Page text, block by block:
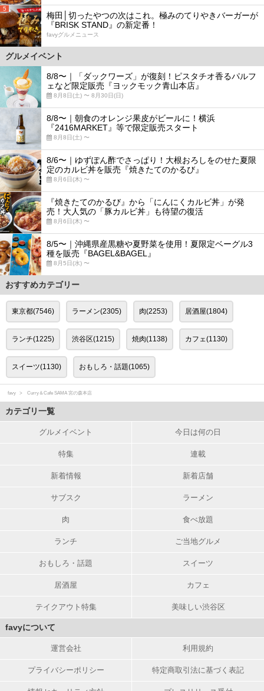
5
梅田│切ったやつの次はこれ。極みのてりやきバーガーが
『BRISK STAND』の新定番！
favyグルメニュース
グルメイベント
8/8〜｜「ダックワーズ」が復刻！ピスタチオ香るパルフ
ェなど限定販売『ヨックモック青山本店』
8月8日(土) 〜 8月30日(日)
8/8〜｜朝食のオレンジ果皮がビールに！横浜
『2416MARKET』等で限定販売スタート
8月8日(土) 〜
8/6〜｜ゆずぽん酢でさっぱり！大根おろしをのせた夏限
定のカルビ丼を販売『焼きたてのかるび』
8月6日(木) 〜
『焼きたてのかるび』から「にんにくカルビ丼」が発
売！大人気の「豚カルビ丼」も待望の復活
8月6日(木) 〜
8/5〜｜沖縄県産黒糖や夏野菜を使用！夏限定ベーグル3
種を販売『BAGEL&BAGEL』
8月5日(水) 〜
おすすめカテゴリー
東京都(7546) ラーメン(2305) 肉(2253) 居酒屋(1804)
ランチ(1225) 渋谷区(1215) 焼肉(1138) カフェ(1130)
スイーツ(1130) おもしろ・話題(1065)
favy Curry＆Cafe SAMA 宮の森本店
カテゴリ一覧
グルメイベント 今日は何の日
特集 連載
新着情報 新着店舗
サブスク ラーメン
肉 食べ放題
ランチ ご当地グルメ
おもしろ・話題 スイーツ
居酒屋 カフェ
テイクアウト特集 美味しい渋谷区
favyについて
運営会社 利用規約
プライバシーポリシー 特定商取引法に基づく表記